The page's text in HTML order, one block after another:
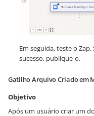
Em seguida, teste o
sucesso, publique-o.
Gatilho Arquivo Criado em
Objetivo
Após um usuário criar um